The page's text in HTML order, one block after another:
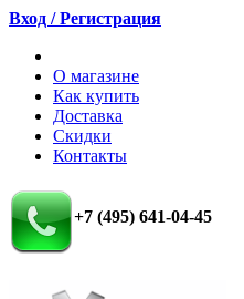
Вход / Регистрация
О магазине
Как купить
Доставка
Скидки
Контакты
+7 (495) 641-04-45